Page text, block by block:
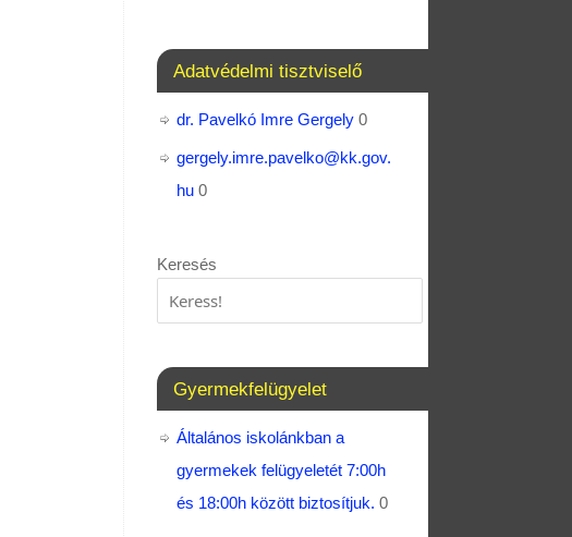
Adatvédelmi tisztviselő
dr. Pavelkó Imre Gergely 0
gergely.imre.pavelko@kk.gov.
hu 0
Keresés
Gyermekfelügyelet
Általános iskolánkban a
gyermekek felügyeletét 7:00h
és 18:00h között biztosítjuk. 0